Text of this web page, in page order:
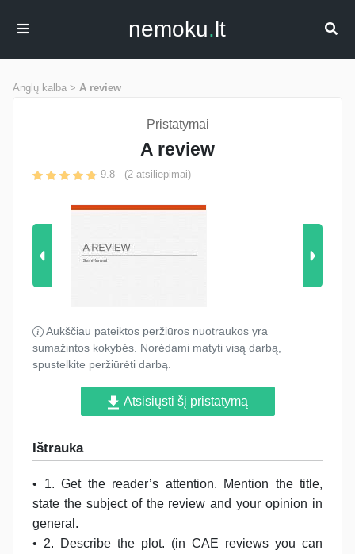
nemoku.lt
Anglų kalba > A review
Pristatymai
A review
9.8 (2 atsiliepimai)
Aukščiau pateiktos peržiūros nuotraukos yra
sumažintos kokybės. Norėdami matyti visą darbą,
spustelkite peržiūrėti darbą.
Atsisiųsti šį pristatymą
Ištrauka
• 1. Get the reader’s attention. Mention the title,
state the subject of the review and your opinion in
general.
• 2. Describe the plot. (in CAE reviews you can